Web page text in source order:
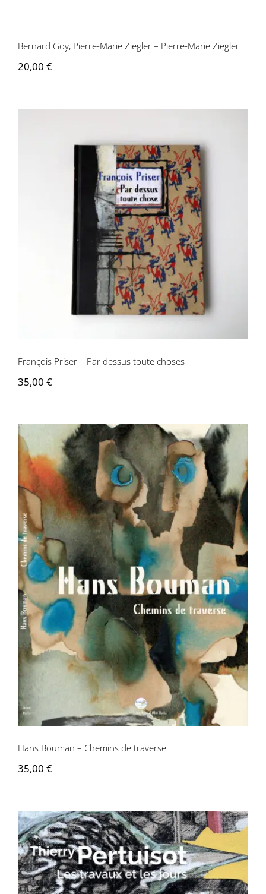
Bernard Goy, Pierre-Marie Ziegler – Pierre-Marie Ziegler
20,00 €
François Priser – Par dessus toute
choses
François Priser – Par dessus toute choses
35,00 €
Hans Bouman – Chemins de traverse
Hans Bouman – Chemins de traverse
35,00 €